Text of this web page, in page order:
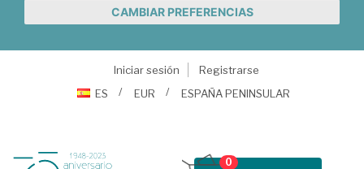
CAMBIAR PREFERENCIAS
Iniciar sesión
Registrarse
ES
EUR ESPAÑA PENINSULAR
0